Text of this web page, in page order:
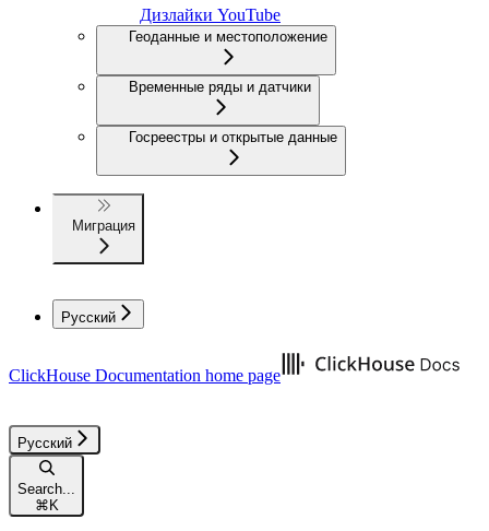
Дизлайки YouTube
Геоданные и местоположение
Временные ряды и датчики
Госреестры и открытые данные
Миграция
Русский
ClickHouse Documentation home page
Русский
Search...
⌘ K